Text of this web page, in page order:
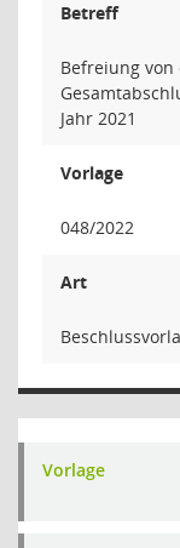
Betreff
Befreiung
Jahr 2021
Vorlage
048/2022
Art
Vorlage